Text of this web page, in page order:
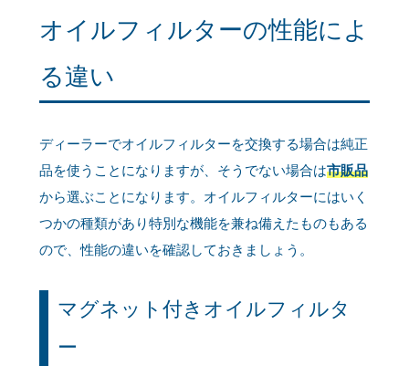
オイルフィルターの性能によ
る違い
ディーラーでオイルフィルターを交換する場合は純正
品を使うことになりますが、そうでない場合は市販品
から選ぶことになります。オイルフィルターにはいく
つかの種類があり特別な機能を兼ね備えたものもある
ので、性能の違いを確認しておきましょう。
マグネット付きオイルフィルタ
ー